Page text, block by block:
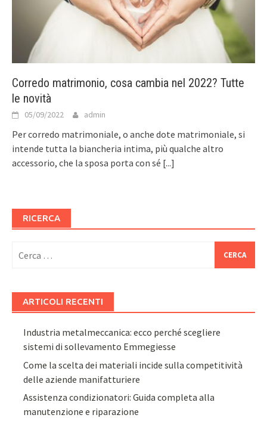
Corredo matrimonio, cosa cambia nel 2022? Tutte
le novità
05/09/2022 admin
Per corredo matrimoniale, o anche dote matrimoniale, si
intende tutta la biancheria intima, più qualche altro
accessorio, che la sposa porta con sé [...]
RICERCA
per:
ARTICOLI RECENTI
Industria metalmeccanica: ecco perché scegliere
sistemi di sollevamento Emmegiesse
Come la scelta dei materiali incide sulla competitività
delle aziende manifatturiere
Assistenza condizionatori: Guida completa alla
manutenzione e riparazione